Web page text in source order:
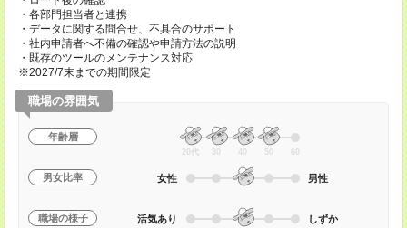
・各部門担当者と連携
・データに関する問合せ、不具合のサポート
・社内申請者へ不備の確認や申請方法の説明
・既存のツールのメンテナンス対応
※2027/7末までの期間限定
職場の雰囲気
年齢層
20代 30 40 50 60
男女比率 女性 男性
職場の様子 活気あり しずか